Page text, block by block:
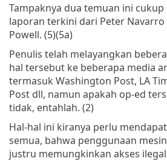
Tampaknya dua temuan ini
laporan terkini dari Peter
Powell. (5)(5a)
Penulis telah melayangkan
hal tersebut ke beberapa media
termasuk Washington Post, LA
Post dll, namun apakah op-ed
tidak, entahlah. (2)
Hal-hal ini kiranya perlu
semua, bahwa penggunaan
justru memungkinkan akses